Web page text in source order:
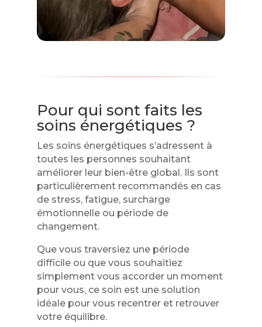
Pour qui sont faits les
soins énergétiques ?
Les soins énergétiques s’adressent à
toutes les personnes souhaitant
améliorer leur bien-être global. Ils sont
particulièrement recommandés en cas
de stress, fatigue, surcharge
émotionnelle ou période de
changement.
Que vous traversiez une période
difficile ou que vous souhaitiez
simplement vous accorder un moment
pour vous, ce soin est une solution
idéale pour vous recentrer et retrouver
votre équilibre.